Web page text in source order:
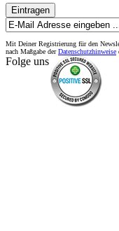
Eintragen
Mit Deiner Registrierung für den
nach Maßgabe derDatenschutzhinweise
Folge uns